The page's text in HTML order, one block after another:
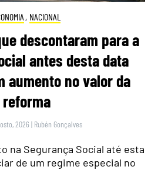
, NACIONAL
descontaram para a
antes desta data
aumento no valor da
reforma
2026 | Rubén Gonçalves
na Segurança Social até esta
de um regime especial no